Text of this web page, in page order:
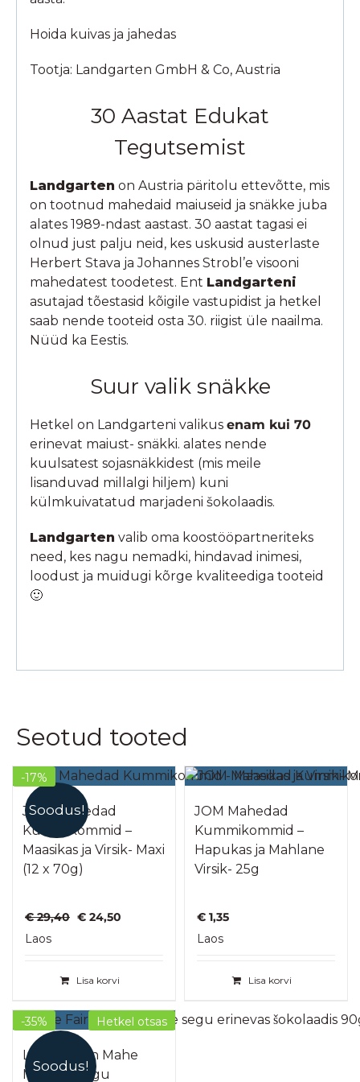
Hoida kuivas ja jahedas
Tootja: Landgarten GmbH & Co, Austria
30 Aastat Edukat
Tegutsemist
Landgarten on Austria päritolu ettevõtte, mis
on tootnud mahedaid maiuseid ja snäkke juba
alates 1989-ndast aastast. 30 aastat tagasi ei
olnud just palju neid, kes uskusid austerlaste
Herbert Stava ja Johannes Strobl’e visooni
mahedatest toodetest. Ent Landgarteni
asutajad tõestasid kõigile vastupidist ja hetkel
saab nende tooteid osta 30. riigist üle naailma.
Nüüd ka Eestis.
Suur valik snäkke
Hetkel on Landgarteni valikusenam kui 70
erinevat maiust- snäkki. alates nende
kuulsatest sojasnäkkidest (mis meile
lisanduvad millalgi hiljem) kuni
külmkuivatatud marjadeni šokolaadis.
Landgarten valib oma koostööpartneriteks
need, kes nagu nemadki, hindavad inimesi,
loodust ja muidugi kõrge kvaliteediga tooteid
🙂
Seotud tooted
Soodus!
-17%
JOM Mahedad
Kummikommid –
Maasikas ja Virsik- Maxi
(12 x 70g)
€29,40 Algne
€ 24,50
Laos
Lisa korvi
JOM Mahedad
Kummikommid –
Hapukas ja Mahlane
Virsik- 25g
€ 1,35
Laos
Lisa korvi
Soodus!
Hetkel otsas
-35%
Landgarten Mahe
Marjade segu